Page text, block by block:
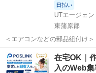
日払い
UTエージェ
東蒲原郡
＜エアコンなどの部品組付け
っかりで安心して就業できます◎ ☆地元大手メーカーでのオシ
エアコンやファンヒーターな
てしまえばカンタン＆シンプ...
新潟 東蒲原郡 工場
在宅OK｜
入のWeb